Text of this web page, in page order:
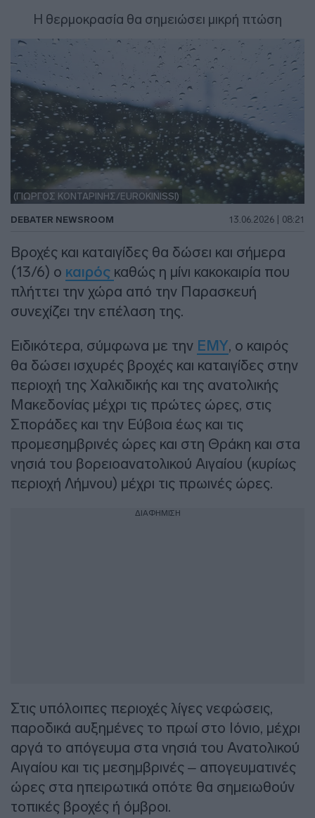
Η θερμοκρασία θα σημειώσει μικρή πτώση
(ΓΙΩΡΓΟΣ ΚΟΝΤΑΡΙΝΗΣ/EUROKINISSI)
DEBATER NEWSROOM 13.06.2026 | 08:21
Βροχές και καταιγίδες θα δώσει και σήμερα
(13/6) ο καιρός καθώς η μίνι κακοκαιρία που
πλήττει την χώρα από την Παρασκευή
συνεχίζει την επέλαση της.
Ειδικότερα, σύμφωνα με την ΕΜΥ, ο καιρός
θα δώσει ισχυρές βροχές και καταιγίδες στην
περιοχή της Χαλκιδικής και της ανατολικής
Μακεδονίας μέχρι τις πρώτες ώρες, στις
Σποράδες και την Εύβοια έως και τις
προμεσημβρινές ώρες και στη Θράκη και στα
νησιά του βορειοανατολικού Αιγαίου (κυρίως
περιοχή Λήμνου) μέχρι τις πρωινές ώρες.
ΔΙΑΦΗΜΙΣΗ
Στις υπόλοιπες περιοχές λίγες νεφώσεις,
παροδικά αυξημένες το πρωί στο Ιόνιο, μέχρι
αργά το απόγευμα στα νησιά του Ανατολικού
Αιγαίου και τις μεσημβρινές – απογευματινές
ώρες στα ηπειρωτικά οπότε θα σημειωθούν
τοπικές βροχές ή όμβροι.